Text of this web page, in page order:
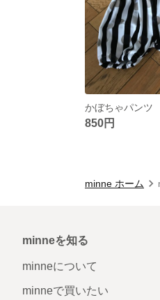
かぼちゃパンツ
850円
minne ホーム
minneを知る
minneについて
minneで買いたい